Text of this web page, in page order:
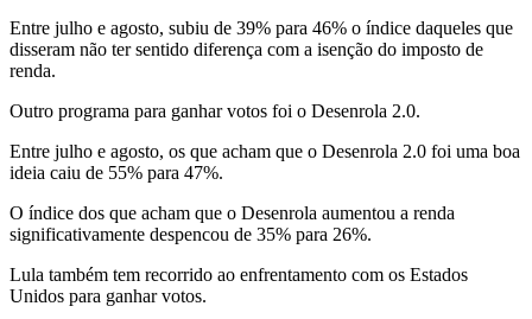
Entre julho e agosto, subiu de 39% para 46% o índice daqueles que
disseram não ter sentido diferença com a isenção do imposto de
renda.
Outro programa para ganhar votos foi o Desenrola 2.0.
Entre julho e agosto, os que acham que o Desenrola 2.0 foi uma boa
ideia caiu de 55% para 47%.
O índice dos que acham que o Desenrola aumentou a renda
significativamente despencou de 35% para 26%.
Lula também tem recorrido ao enfrentamento com os Estados
Unidos para ganhar votos.